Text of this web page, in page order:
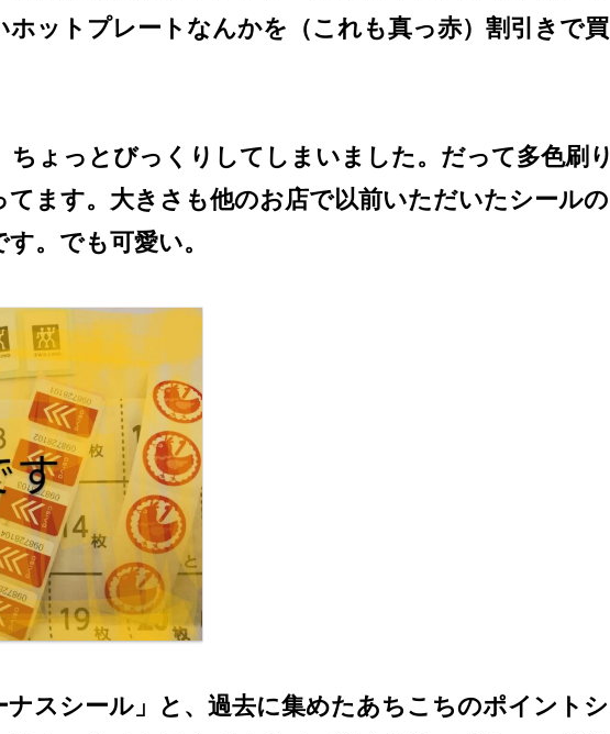
ホットプレートなんかを（これも真っ赤）割引きで買
ちょっとびっくりしてしまいました。だって多色刷り
てます。大きさも他のお店で以前いただいたシールの
。でも可愛い。
ナスシール」と、過去に集めたあちこちのポイントシ